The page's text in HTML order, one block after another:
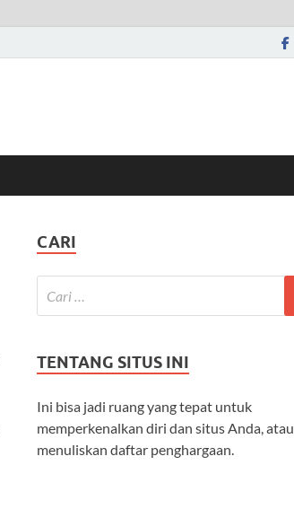
CARI
TENTANG SITUS INI
Ini bisa jadi ruang yang tepat untuk
memperkenalkan diri dan situs Anda, atau
menuliskan daftar penghargaan.